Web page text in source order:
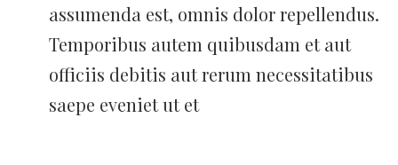
assumenda est, omnis dolor repellendus.
Temporibus autem quibusdam et aut
officiis debitis aut rerum necessitatibus
saepe eveniet ut et